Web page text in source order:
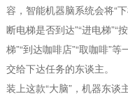
容，智能机器脑系统会将“
断电梯是否到达”“进电梯”“
梯”“到达咖啡店”“取咖啡”
交给下达任务的东谈主。
装上这款“大脑”，机器东